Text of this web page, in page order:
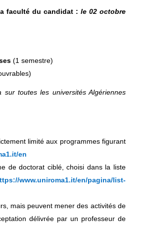
faculté du candidat : le 02 octobre
(1 semestre)
sur toutes les universités Algériennes
limité aux programmes figurant
en
de doctorat ciblé, choisi dans la liste
www.uniroma1.it/en/pagina/list-
mais peuvent mener des activités de
délivrée par un professeur de